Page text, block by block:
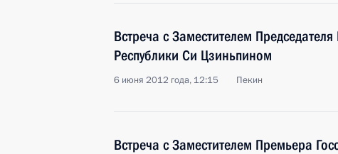
Встреча с Заместителем
Республики Си Цзиньпином
6 июня 2012 года, 12:15 Пекин
Встреча с Заместителем Премьера